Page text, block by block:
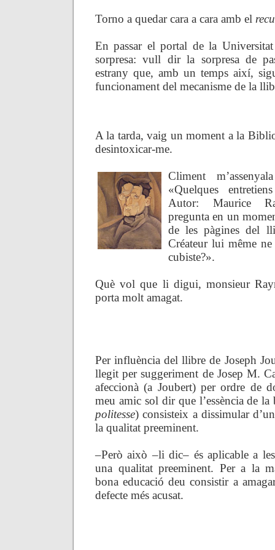
Torno a quedar cara a cara amb el
En passar el portal de la
sorpresa: vull dir la sorpresa de
estrany que, amb un temps així,
funcionament del mecanisme de la
A la tarda, vaig un moment a la
desintoxicar-me.
Climent
«Quelques
Autor: Maurice
pregunta en un
de les pàgines del
Créateur lui même
cubiste?».
Què vol que li digui, monsieur
porta molt amagat.
Per influència del llibre de Joseph
llegit per suggeriment de Josep M.
afeccionà (a Joubert) per ordre de
meu amic sol dir que l’essència de
politesse) consisteix a dissimular
la qualitat preeminent.
–Però això –li dic– és aplicable a
una qualitat preeminent. Per a la
bona educació deu consistir a
defecte més acusat.